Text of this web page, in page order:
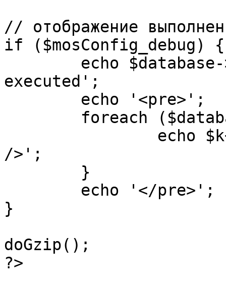
// отображение
if ($mosConfig_debug) {
executed';
/>';
}
doGzip();
?>